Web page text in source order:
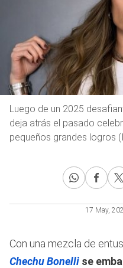
Luego de un 2025
deja atrás el pasado
pequeños grandes logros
17 May,
Con una mezcla de
Chechu Bonelli se